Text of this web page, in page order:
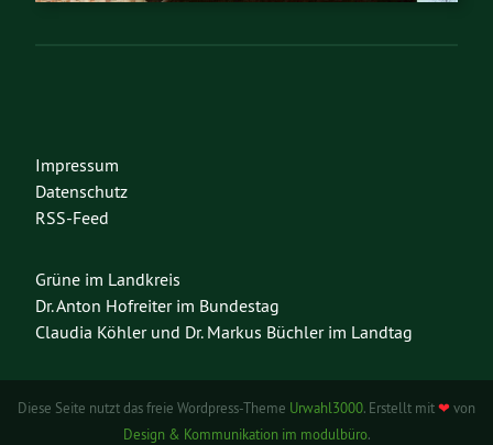
Impressum
Datenschutz
RSS-Feed
Grüne im Landkreis
Dr. Anton Hofreiter im Bundestag
Claudia Köhler und Dr. Markus Büchler im Landtag
Diese Seite nutzt das freie Wordpress-Theme Urwahl3000. Erstellt mit❤ von
Design & Kommunikation im modulbüro.